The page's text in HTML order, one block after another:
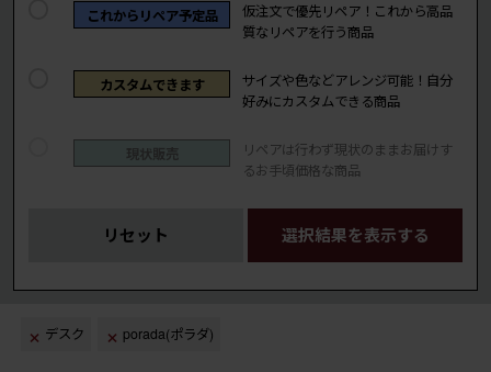
これからリペア予定品
仮注文で優先リペア！これから高品
質なリペアを行う商品
カスタムできます
サイズや色などアレンジ可能！自分
好みにカスタムできる商品
現状販売
リペアは行わず現状のままお届けす
るお手頃価格な商品
リセット 選択結果を表示する
デスク porada(ポラダ)